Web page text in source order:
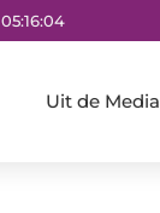
05:16:06
Uit de Media